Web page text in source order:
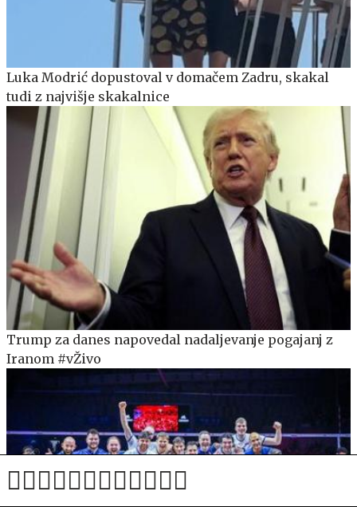
Luka Modrić dopustoval v domačem Zadru, skakal
tudi z najvišje skakalnice
Trump za danes napovedal nadaljevanje pogajanj z
Iranom #vŽivo